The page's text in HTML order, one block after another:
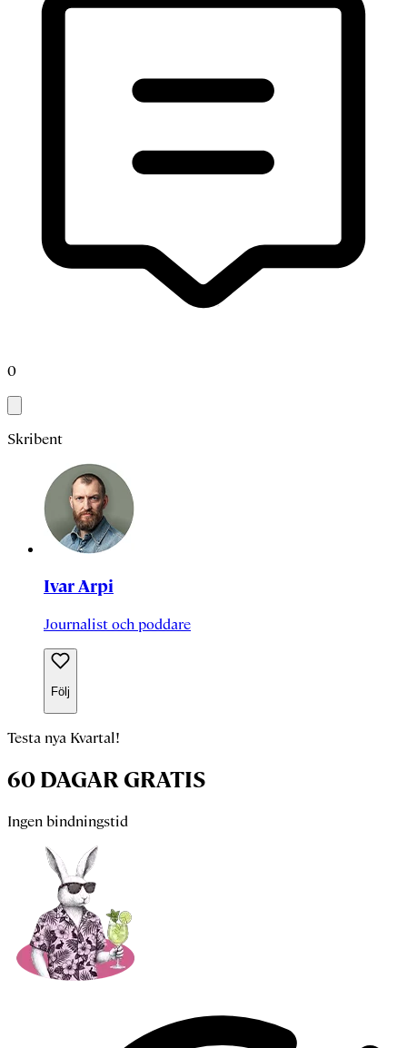
0
Skribent
Ivar Arpi
Journalist och poddare
Följ
Testa nya Kvartal!
60 DAGAR GRATIS
Ingen bindningstid